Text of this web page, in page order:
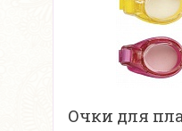
Очки для